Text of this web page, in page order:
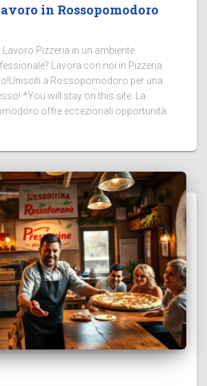
in Rossopomodoro
Pizzeria in un ambiente
Lavora con noi in Pizzeria
a Rossopomodoro per una
*You will stay on this site. La
offre eccezionali opportunità